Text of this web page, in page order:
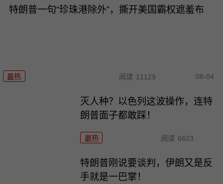
特朗普一句“珍珠港除外”，撕开美国霸权遮羞布
最热 阅读 11129 08-04
灭人种？以色列这波操作，连特
朗普面子都敢踩！
最热 阅读 6623
特朗普刚说要谈判，伊朗又是反
手就是一巴掌！